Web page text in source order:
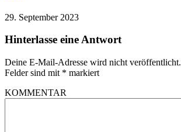
29. September 2023
Hinterlasse eine Antwort
Deine E-Mail-Adresse wird nicht veröffentlicht.
Felder sind mit * markiert
KOMMENTAR